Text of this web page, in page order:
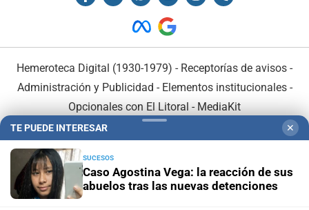
Hemeroteca Digital (1930-1979) - Receptorías de avisos -
Administración y Publicidad - Elementos institucionales-
Opcionales con El Litoral - MediaKit
TE PUEDE INTERESAR ✕
SUCESOS
Caso Agostina Vega: la reacción de sus
abuelos tras las nuevas detenciones